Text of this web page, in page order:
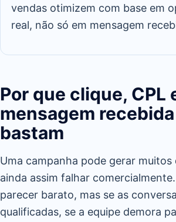
vendas otimizem com base em
real, não só em mensagem
Por que clique, CPL
mensagem
bastam
Uma campanha pode gerar muitos
ainda assim falhar
parecer barato, mas se as
qualificadas, se a equipe demora